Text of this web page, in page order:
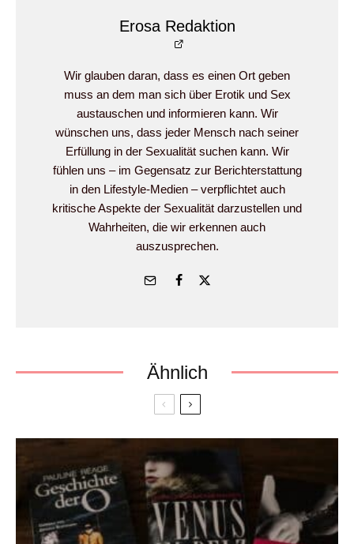
Erosa Redaktion
Wir glauben daran, dass es einen Ort geben
muss an dem man sich über Erotik und Sex
austauschen und informieren kann. Wir
wünschen uns, dass jeder Mensch nach seiner
Erfüllung in der Sexualität suchen kann. Wir
fühlen uns – im Gegensatz zur Berichterstattung
in den Lifestyle-Medien – verpflichtet auch
kritische Aspekte der Sexualität darzustellen und
Wahrheiten, die wir erkennen auch
auszusprechen.
Ähnlich